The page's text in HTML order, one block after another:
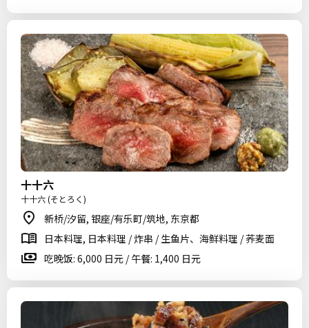
十十六
十十六 (そとろく)
新桥/汐留, 银座/有乐町/筑地, 东京都
日本料理, 日本料理 / 炸串 / 生鱼片、海鲜料理 / 荞麦面
吃晚饭: 6,000 日元 / 午餐: 1,400 日元